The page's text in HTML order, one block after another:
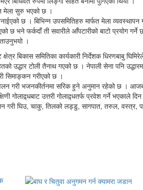
मेला सुरु भएको छ ।
छ । बिभिन्न उपसमितिहरु मार्फत मेला
छ भने फर्कदाँ ती सवारीले आँपटारीको बाटो
।
बिकास समितिका कार्यकारी निर्देशक धिरणबाबु
उद्धार टोली तैनाथ गएको छ । नेपाली सेना पनि
सिमाङ्कन गरीएको छ ।
गरी भजनकीर्तनमा सरिक हुने अनुमान रहेको छ ।
गोलाद्र्धबाट उत्तरी गोलाद्र्धतर्फ प्रवेश गर्ने भएकाले
गरी घिउ, चाकु, तिलको लड्डु, सागपात, तरुल, वस्त्र,